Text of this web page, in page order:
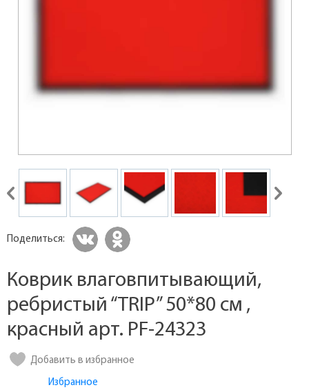
Поделиться:
Коврик влаговпитывающий,
ребристый “TRIP” 50*80 см ,
красный арт. PF-24323
Добавить в избранное
Избранное